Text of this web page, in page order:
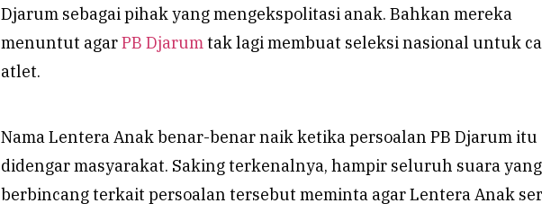
Djarum sebagai pihak yang mengekspolitasi anak. Bahkan mereka
menuntut agarPB Djarumtak lagi membuat seleksi nasional untuk
atlet.
Nama Lentera Anak benar-benar naik ketika persoalan PB Djarum itu
didengar masyarakat. Saking terkenalnya, hampir seluruh suara yang
berbincang terkait persoalan tersebut meminta agar Lentera Anak